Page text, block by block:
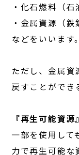
・化石燃料（石
・金属資源（鉄
などをいいます。
ただし、金属資
戻すことができ
『再生可能資源
一部を使用して
力で再生可能な